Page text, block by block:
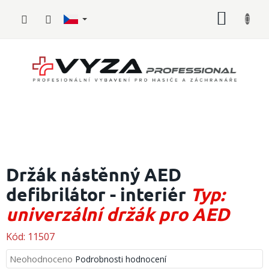
Požární
sport
vybavení
Oblečení,
Držák nástěnný AED
defibrilátor - interiér Typ:
univerzální držák pro AED
Kód: 11507
Průměrné
Neohodnoceno Podrobnosti hodnocení